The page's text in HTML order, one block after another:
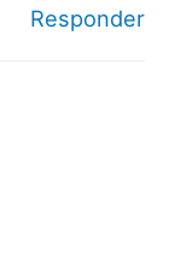
Responder